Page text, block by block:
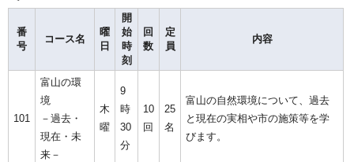
番
号
コース名
曜
日
開
始
時
刻
回
数
定
員
内容
101
富山の環
境
－過去・
現在・未
来－
木
曜
9
時
30
分
10
回
25
名
富山の自然環境について、過去
と現在の実相や市の施策等を学
びます。